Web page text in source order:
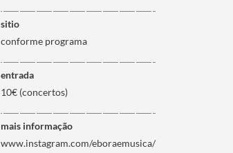
sitio
conforme programa
entrada
10€ (concertos)
mais informação
www.instagram.com/eboraemusica/